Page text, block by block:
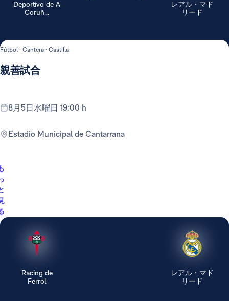
Deportivo de A
Coruñ...
レアル・マド
リード
Fútbol · Cantera · Castilla
親善試合
8月5日水曜日 19:00 h
Estadio Municipal de Cantarrana
Racing de
Ferrol
レアル・マド
リード